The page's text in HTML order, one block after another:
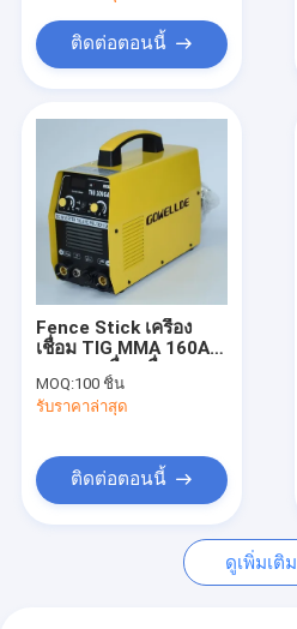
เครื่องเชื่อม TIG MMA แบบพัลส์
ช่างเชื่อมใช้ในบ้าน
เครื่องเชื่อม MIG แบบพัลส์
อะไหล่ไฟฉาย
หมวกกันน็อคเชื่อมด้วยตนเองมืด
ช่างเชื่อมไฟเบอร์เลเซอร์
เครื่องตัดซีเอ็นซี
ติดต่อตอนนี้
Fence Stick เครื่อง
เชื่อม TIG MMA 160A
ขนาดกะทัดรัด
MOQ:100 ชิ้น
รับราคาล่าสุด
ติดต่อตอนนี้
ดูเพิ่มเติม